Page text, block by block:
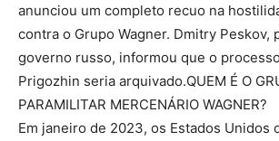
anunciou um completo recuo na
contra o Grupo Wagner. Dmitry Peskov,
governo russo, informou que o
Prigozhin seria arquivado.QUEM É O
PARAMILITAR MERCENÁRIO WAGNER?
Em janeiro de 2023, os Estados Unidos